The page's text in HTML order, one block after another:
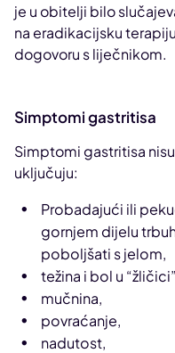
je u obitelji bilo
na eradikacijsku
dogovoru s liječnikom.
Simptomi gastritisa
Simptomi gastritisa
uključuju:
Probadajući ili
gornjem dijelu
poboljšati s jelom,
težina i bol u
mučnina,
povraćanje,
nadutost,